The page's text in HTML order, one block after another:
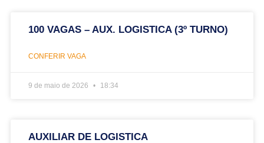
100 VAGAS – AUX. LOGISTICA (3º TURNO)
CONFERIR VAGA
9 de maio de 2026 18:34
AUXILIAR DE LOGISTICA